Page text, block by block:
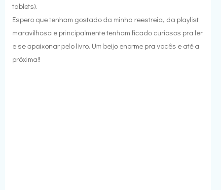
tablets).
Espero que tenham gostado da minha reestreia, da playlist
maravilhosa e principalmente tenham ficado curiosos pra ler
e se apaixonar pelo livro. Um beijo enorme pra vocês e até a
próxima!!